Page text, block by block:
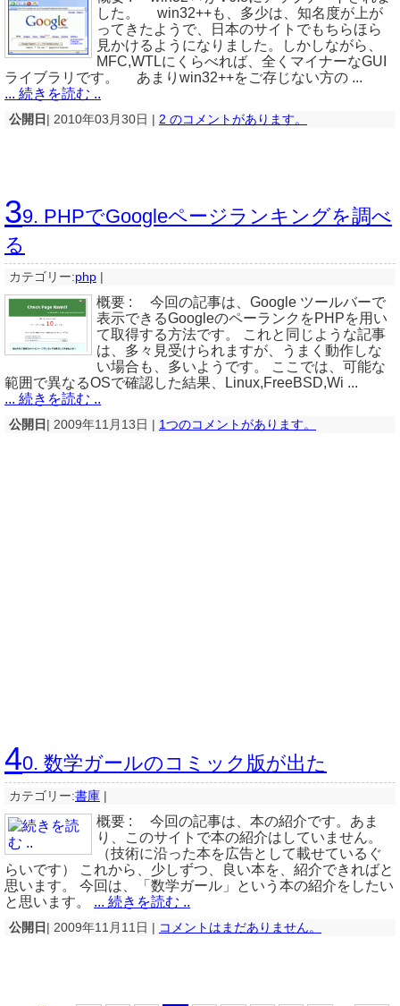
した。 win32++も、多少は、知名度が上が
ってきたようで、日本のサイトでもちらほら
見かけるようになりました。しかしながら、
MFC,WTLにくらべれば、全くマイナーなGUI
ライブラリです。 あまりwin32++をご存じない方の ...
... 続きを読む ..
公開日 | 2010年03月30日 | 2 のコメントがあります。
39. PHPでGoogleページランキングを調べ
る
カテゴリー:php |
概要 : 今回の記事は、Google ツールバーで
表示できるGoogleのペーランクをPHPを用い
て取得する方法です。 これと同じような記事
は、多々見受けられますが、うまく動作しな
い場合も、多いようです。 ここでは、可能な
範囲で異なるOSで確認した結果、Linux,FreeBSD,Wi ...
... 続きを読む ..
公開日 | 2009年11月13日 | 1つのコメントがあります。
40. 数学ガールのコミック版が出た
カテゴリー:書庫 |
概要 : 今回の記事は、本の紹介です。あま
り、このサイトで本の紹介はしていません。
（技術に沿った本を広告として載せているぐ
らいです） これから、少しずつ、良い本を、紹介できればと
思います。 今回は、「数学ガール」という本の紹介をしたい
と思います。 ... 続きを読む ..
公開日 | 2009年11月11日 | コメントはまだありません。